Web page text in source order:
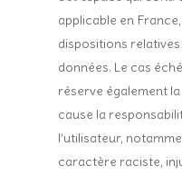
applicable en
dispositions
données. Le cas
réserve également
cause la
l’utilisateur,
caractère raciste,